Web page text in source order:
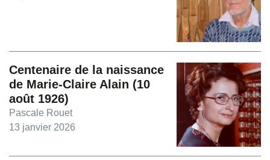
Centenaire de la naissance
de Marie-Claire Alain (10
août 1926)
Pascale Rouet
13 janvier 2026